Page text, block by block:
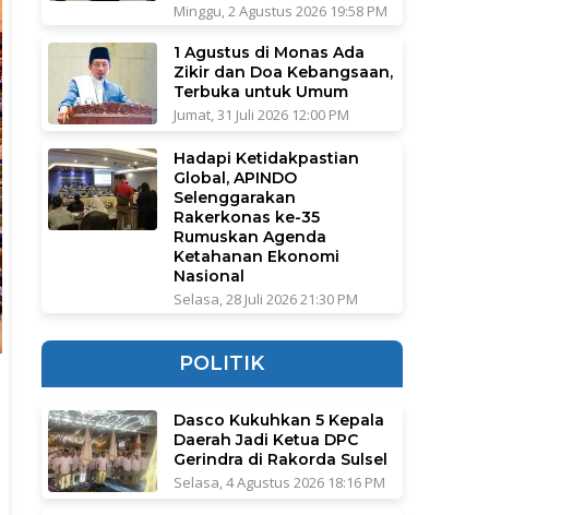
Minggu, 2 Agustus 2026 19:58 PM
1 Agustus di Monas Ada
Zikir dan Doa Kebangsaan,
Terbuka untuk Umum
Jumat, 31 Juli 2026 12:00 PM
Hadapi Ketidakpastian
Global, APINDO
Selenggarakan
Rakerkonas ke-35
Rumuskan Agenda
Ketahanan Ekonomi
Nasional
Selasa, 28 Juli 2026 21:30 PM
POLITIK
Dasco Kukuhkan 5 Kepala
Daerah Jadi Ketua DPC
Gerindra di Rakorda Sulsel
Selasa, 4 Agustus 2026 18:16 PM